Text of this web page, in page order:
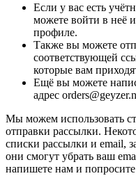
Если у вас есть
можете войти в неё
профиле.
Также вы можете
соответствующей
которые вам
Ещё вы можете
адрес
Мы можем использовать
отправки рассылки.
списки рассылки и email,
они смогут убрать ваш
напишете нам и